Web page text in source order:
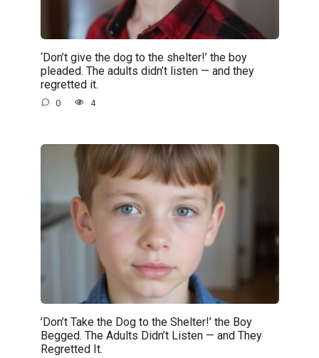
‘Don’t give the dog to the shelter!’ the boy
pleaded. The adults didn’t listen — and they
regretted it.
0 4
’Don’t Take the Dog to the Shelter!’ the Boy
Begged. The Adults Didn’t Listen — and They
Regretted It.